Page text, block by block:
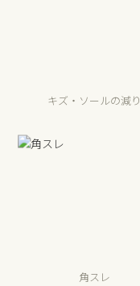
キズ・ソールの減り
角スレ